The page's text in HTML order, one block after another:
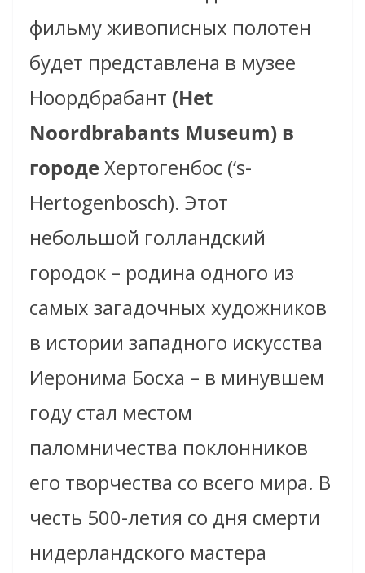
фильму живописных полотен
будет представлена в музее
Ноордбрабант (Het
Noordbrabants Museum) в
городеХертогенбос (‘s-
Hertogenbosch). Этот
небольшой голландский
городок – родина одного из
самых загадочных художников
в истории западного искусства
Иеронима Босха – в минувшем
году стал местом
паломничества поклонников
его творчества со всего мира. В
честь 500-летия со дня смерти
нидерландского мастера